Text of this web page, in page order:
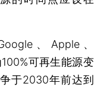
、Apple、
可再生能源变
于2030年前达到